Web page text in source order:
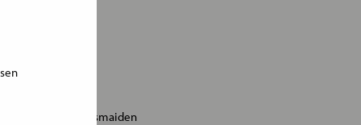
Olemme Pohjoismaiden